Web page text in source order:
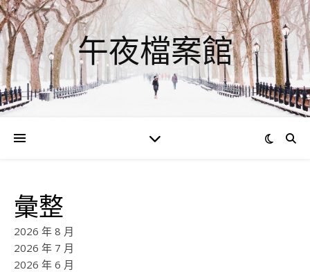
午夜檔案館
彙整
2026 年 8 月
2026 年 7 月
2026 年 6 月